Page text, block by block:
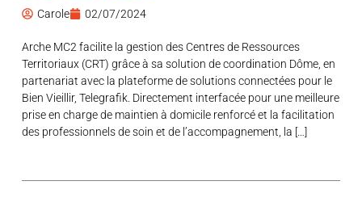
Carole 02/07/2024
Arche MC2 facilite la gestion des Centres de Ressources
Territoriaux (CRT) grâce à sa solution de coordination Dôme, en
partenariat avec la plateforme de solutions connectées pour le
Bien Vieillir, Telegrafik. Directement interfacée pour une meilleure
prise en charge de maintien à domicile renforcé et la facilitation
des professionnels de soin et de l’accompagnement, la […]